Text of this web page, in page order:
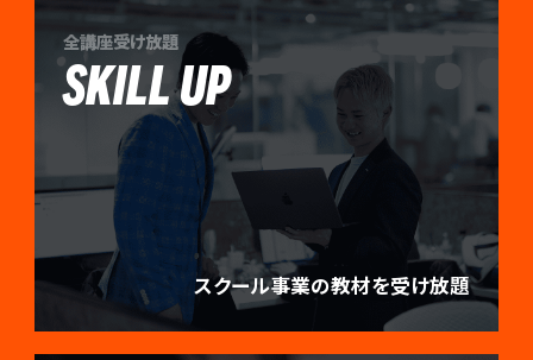
全講座受け放題
SKILL UP
スクール事業の教材を受け放題